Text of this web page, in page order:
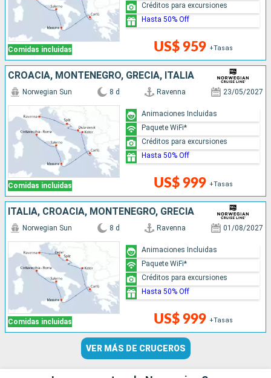
Comidas incluidas US$ 959 +Tasas
Créditos para excursiones
Hasta 50% Off
CROACIA, MONTENEGRO, GRECIA, ITALIA
Comidas incluidas
Norwegian Sun 8 d Ravenna 23/05/2027
US$ 999 +Tasas
Animaciones Incluidas
Paquete WiFi*
Créditos para excursiones
Hasta 50% Off
ITALIA, CROACIA, MONTENEGRO, GRECIA
Comidas incluidas
Norwegian Sun 8 d Ravenna 01/08/2027
US$ 999 +Tasas
Animaciones Incluidas
Paquete WiFi*
Créditos para excursiones
Hasta 50% Off
VER MÁS DE CRUCEROS